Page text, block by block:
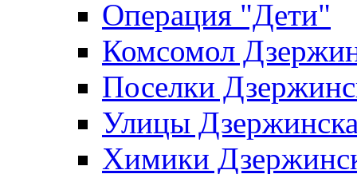
Операция "Дети"
Комсомол
Поселки
Улицы
Химики